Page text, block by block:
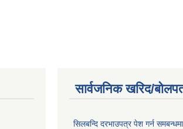
सार्वजनिक खरिद/
सिलबन्दि दरभाउपत्र पेश गर्न